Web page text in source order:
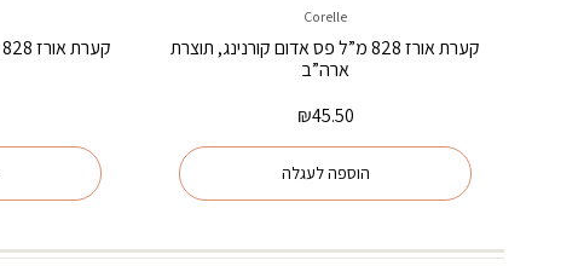
Corelle
קערת אורז 828 מ”ל פס אדום קורנינג, תוצרת
ארה”ב
₪45.50
הוספה לעגלה